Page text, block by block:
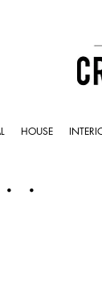
HOUSE
・